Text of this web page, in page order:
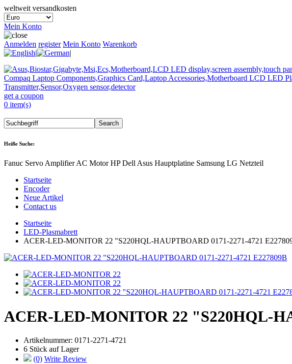
weltweit versandkosten
Mein Konto
Anmelden register Mein Konto Warenkorb
| |
get a coupon
0 item(s)
Heiße Suche:
Fanuc Servo Amplifier AC Motor HP Dell Asus Hauptplatine Samsung LG Netzteil
Startseite
Encoder
Neue Artikel
Contact us
Startseite
LED-Plasmabrett
ACER-LED-MONITOR 22 "S220HQL-HAUPTBOARD 0171-2271-4721
ACER-LED-MONITOR 22 "S220HQL-
Artikelnummer: 0171-2271-4721
6 Stück auf Lager
(0) Write Review